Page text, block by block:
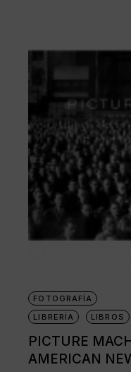
FOTOGRAFÍA
LIBRERÍA
LIBROS
PICTURE
AMERICAN